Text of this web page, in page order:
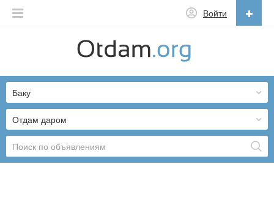
Войти
English
Русский
Українська
Отдам даром
Баку